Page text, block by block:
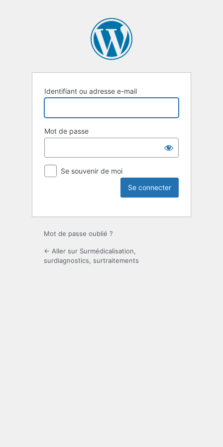
Identifiant ou adresse e-mail
Mot de passe
Se souvenir de moi
Mot de passe oublié ?
← Aller sur Surmédicalisation,
surdiagnostics, surtraitements